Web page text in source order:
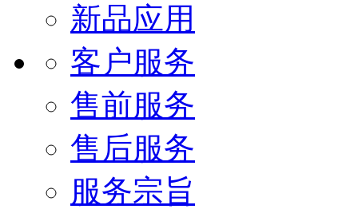
新品应用
客户服务
售前服务
售后服务
服务宗旨